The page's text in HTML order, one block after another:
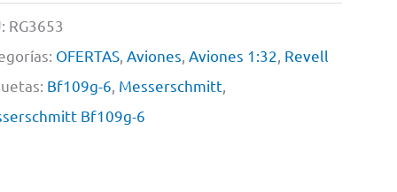
RG3653
OFERTAS, Aviones Aviones 1:32 Revell
Bf109g-6 Messerschmitt,
Bf109g-6